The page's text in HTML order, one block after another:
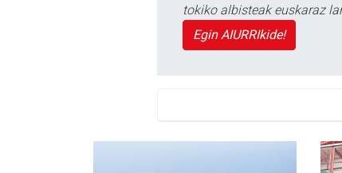
tokiko albisteak euskaraz
Egin AIURRIkide!